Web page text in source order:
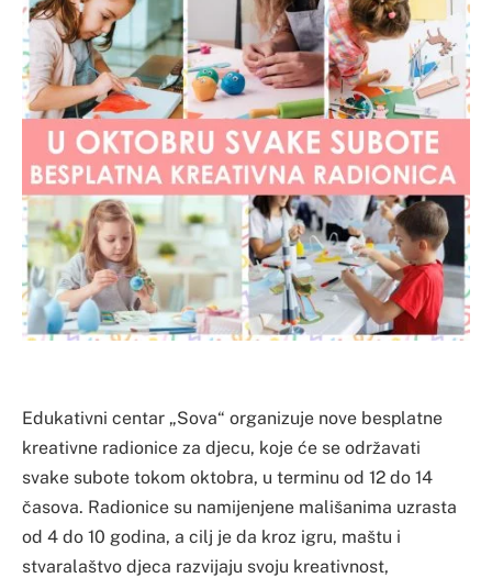
Edukativni centar „Sova“ organizuje nove besplatne
kreativne radionice za djecu, koje će se održavati
svake subote tokom oktobra, u terminu od 12 do 14
časova. Radionice su namijenjene mališanima uzrasta
od 4 do 10 godina, a cilj je da kroz igru, maštu i
stvaralaštvo djeca razvijaju svoju kreativnost,